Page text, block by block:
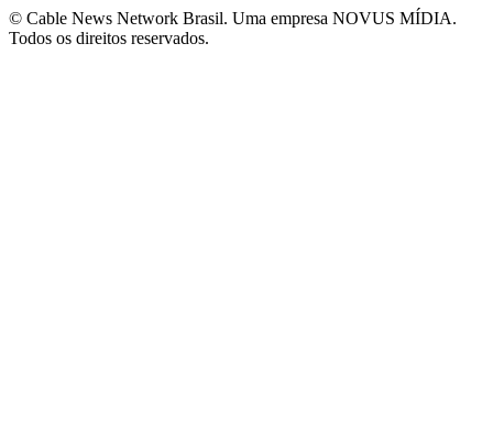
© Cable News Network Brasil. Uma empresa NOVUS MÍDIA.
Todos os direitos reservados.